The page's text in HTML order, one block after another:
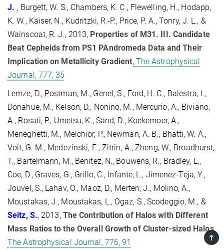
J. , Burgett, W. S., Chambers, K. C., Flewelling, H., Hodapp,
K. W., Kaiser, N., Kudritzki, R.-P., Price, P. A., Tonry, J. L., &
Wainscoat, R. J., 2013, Properties of M31. III. Candidate
Beat Cepheids from PS1 PAndromeda Data and Their
Implication on Metallicity Gradient,The Astrophysical
Journal, 777, 35
Lemze, D., Postman, M., Genel, S., Ford, H. C., Balestra, I.,
Donahue, M., Kelson, D., Nonino, M., Mercurio, A., Biviano,
A., Rosati, P., Umetsu, K., Sand, D., Koekemoer, A.,
Meneghetti, M., Melchior, P., Newman, A. B., Bhatti, W. A.,
Voit, G. M., Medezinski, E., Zitrin, A., Zheng, W., Broadhurst,
T., Bartelmann, M., Benitez, N., Bouwens, R., Bradley, L.,
Coe, D., Graves, G., Grillo, C., Infante, L., Jimenez-Teja, Y.,
Jouvel, S., Lahav, O., Maoz, D., Merten, J., Molino, A.,
Moustakas, J., Moustakas, L., Ogaz, S., Scodeggio, M., &
Seitz, S., 2013, The Contribution of Halos with Different
Mass Ratios to the Overall Growth of Cluster-sized Halos,
The Astrophysical Journal, 776, 91
TOP